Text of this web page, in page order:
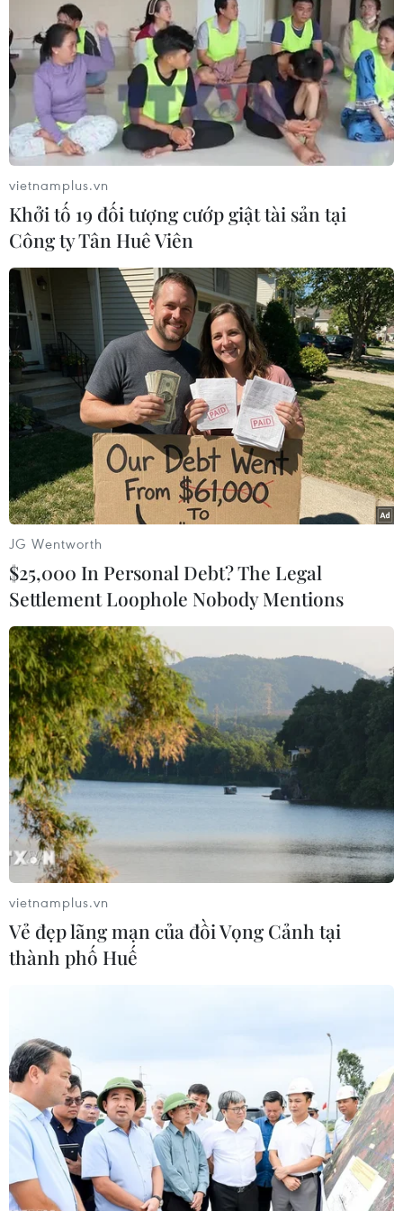
#Hội nghị thượng đỉnh NATO
#Thủ tướng Đức Angela Merkel
#Đối thoại Nga-NATO
#Quốc phòng
Đức Trung Quốc
Theo dõi VietnamPlus
TIN LIÊN QUAN
Chương trình cải cách là trọng tâm Hội
nghị thượng đỉnh NATO
13/06/2021 23:51
Phát biểu trong cuộc họp báo mới đây, Tổng Thư ký
NATO, Jens Stoltenberg khẳng định đề xuất cải cách
NATO 2030 sẽ là trọng tâm nghị sự của hội nghị.
Mỹ tiết lộ sáng kiến an ninh mới ''đầy
tham vọng'' của NATO
14/06/2021 02:33
Nhà Trắng cho biết “Khái niệm Chiến lược” mới của
vietnamplus.vn
Khởi tố 19 đối tượng cướp giật tài sản tại
Công ty Tân Huê Viên
JG Wentworth
$25,000 In Personal Debt? The Legal
Settlement Loophole Nobody Mentions
vietnamplus.vn
Vẻ đẹp lãng mạn của đồi Vọng Cảnh tại
thành phố Huế